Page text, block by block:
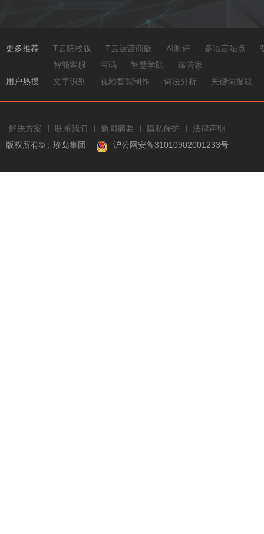
更多推荐 T云院校版 T云运营商版 AI测评 多语言站点
智能客服
宝码 智慧学院
臻管家
用户热搜
文字识别 视频智能制作 词法分析 关键词提取
解决方案 | 联系我们 | 新闻摘要 | 隐私保护 |
法律声明
版权所有©：珍岛集团
沪公网安备31010902001233号